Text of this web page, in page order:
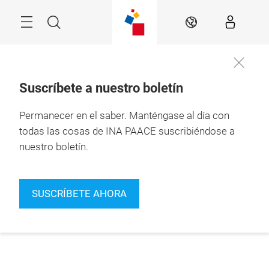
Buscar ES
Suscríbete a nuestro boletín
Permanecer en el saber. Manténgase al día con
todas las cosas de INA PAACE suscribiéndose a
nuestro boletín.
SUSCRÍBETE AHORA